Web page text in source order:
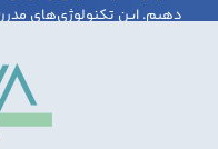
دهیم. این تکنولوژی‌های